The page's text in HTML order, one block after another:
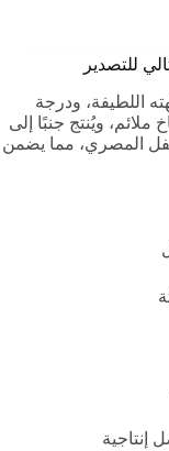
للتصدير
اللطيفة، ودرجة
ويُنتج جنبًا إلى
المصري، مما يضمن
إنتاجية